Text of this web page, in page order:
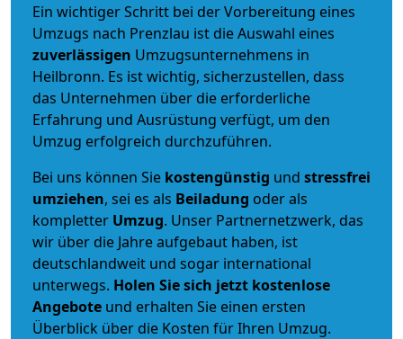
Ein wichtiger Schritt bei der Vorbereitung eines
Umzugs nach Prenzlau ist die Auswahl eines
zuverlässigen Umzugsunternehmens in
Heilbronn. Es ist wichtig, sicherzustellen, dass
das Unternehmen über die erforderliche
Erfahrung und Ausrüstung verfügt, um den
Umzug erfolgreich durchzuführen.
Bei uns können Sie kostengünstig und stressfrei
umziehen, sei es als Beiladung oder als
kompletter Umzug. Unser Partnernetzwerk, das
wir über die Jahre aufgebaut haben, ist
deutschlandweit und sogar international
unterwegs. Holen Sie sich jetzt kostenlose
Angebote und erhalten Sie einen ersten
Überblick über die Kosten für Ihren Umzug.